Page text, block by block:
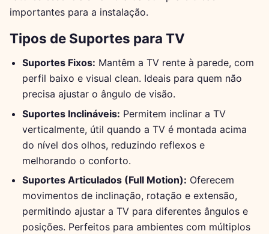
importantes para a instalação.
Tipos de Suportes para TV
Suportes Fixos: Mantêm a TV rente à parede, com
perfil baixo e visual clean. Ideais para quem não
precisa ajustar o ângulo de visão.
Suportes Inclináveis: Permitem inclinar a TV
verticalmente, útil quando a TV é montada acima
do nível dos olhos, reduzindo reflexos e
melhorando o conforto.
Suportes Articulados (Full Motion): Oferecem
movimentos de inclinação, rotação e extensão,
permitindo ajustar a TV para diferentes ângulos e
posições. Perfeitos para ambientes com múltiplos